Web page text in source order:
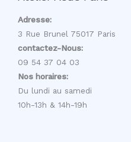
Adresse:
3 Rue Brunel 75017 Paris
contactez-Nous:
09 54 37 04 03
Nos horaires:
Du lundi au samedi
10h-13h & 14h-19h